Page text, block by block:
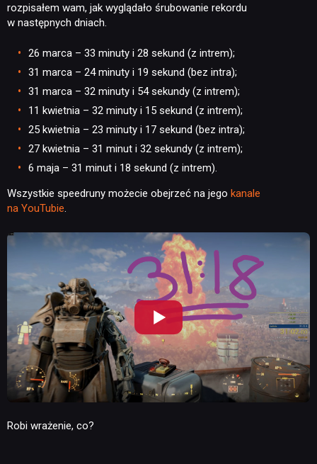
rozpisałem wam, jak wyglądało śrubowanie rekordu
w następnych dniach.
26 marca – 33 minuty i 28 sekund (z intrem);
31 marca – 24 minuty i 19 sekund (bez intra);
31 marca – 32 minuty i 54 sekundy (z intrem);
11 kwietnia – 32 minuty i 15 sekund (z intrem);
25 kwietnia – 23 minuty i 17 sekund (bez intra);
27 kwietnia – 31 minut i 32 sekundy (z intrem);
6 maja – 31 minut i 18 sekund (z intrem).
Wszystkie speedruny możecie obejrzeć na jego kanale
na YouTubie.
Robi wrażenie, co?